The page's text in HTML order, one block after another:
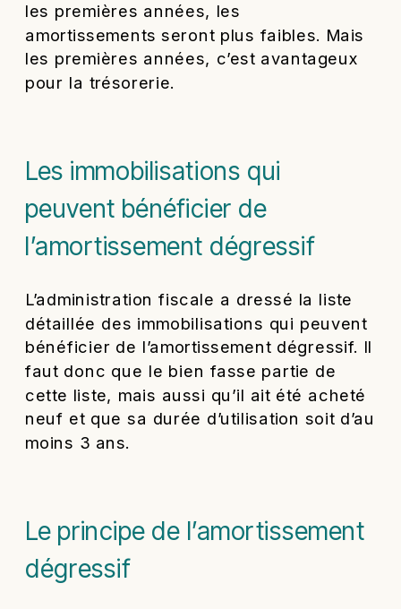
les premières années, les
amortissements seront plus faibles. Mais
les premières années, c’est avantageux
pour la trésorerie.
Les immobilisations qui
peuvent bénéficier de
l’amortissement dégressif
L’administration fiscale a dressé la liste
détaillée des immobilisations qui peuvent
bénéficier de l’amortissement dégressif. Il
faut donc que le bien fasse partie de
cette liste, mais aussi qu’il ait été acheté
neuf et que sa durée d’utilisation soit d’au
moins 3 ans.
Le principe de l’amortissement
dégressif